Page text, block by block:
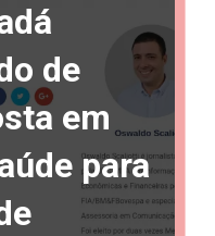
de
em
para